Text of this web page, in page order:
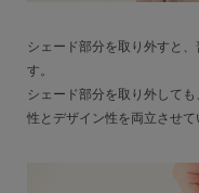
シェード部分を取り外すと
す。
シェード部分を取り外して
性とデザイン性を両立させて